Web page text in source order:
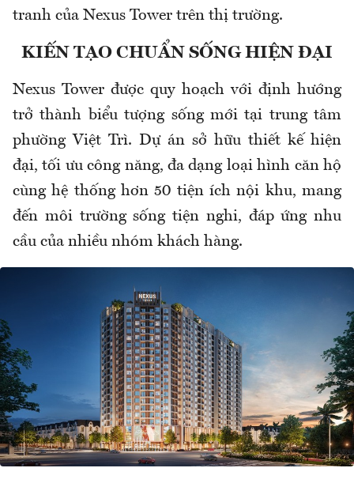
tranh của Nexus Tower trên thị trường.
KIẾN TẠO CHUẨN SỐNG HIỆN ĐẠI
Nexus Tower được quy hoạch với định hướng
trở thành biểu tượng sống mới tại trung tâm
phường Việt Trì. Dự án sở hữu thiết kế hiện
đại, tối ưu công năng, đa dạng loại hình căn hộ
cùng hệ thống hơn 50 tiện ích nội khu, mang
đến môi trường sống tiện nghi, đáp ứng nhu
cầu của nhiều nhóm khách hàng.